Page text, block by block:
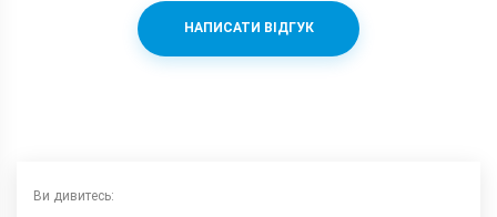
НАПИСАТИ ВІДГУК
Ви дивитесь: